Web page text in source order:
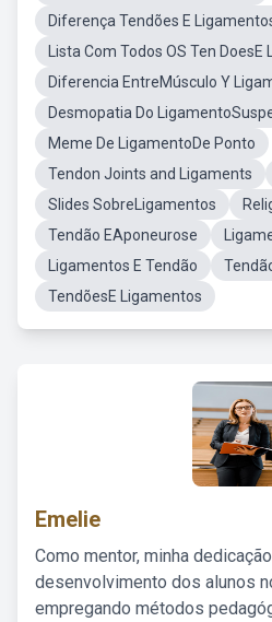
Diferença Tendões E
Lista Com Todos OS Ten
Diferencia EntreMúsculo Y
Desmopatia Do
Meme De LigamentoDe Ponto
Tendon Joints and Ligaments
Slides SobreLigamentos
Tendão EAponeurose
Ligamentos E Tendão
TendõesE Ligamentos
Emelie
Como mentor, minha
desenvolvimento dos alunos
empregando métodos